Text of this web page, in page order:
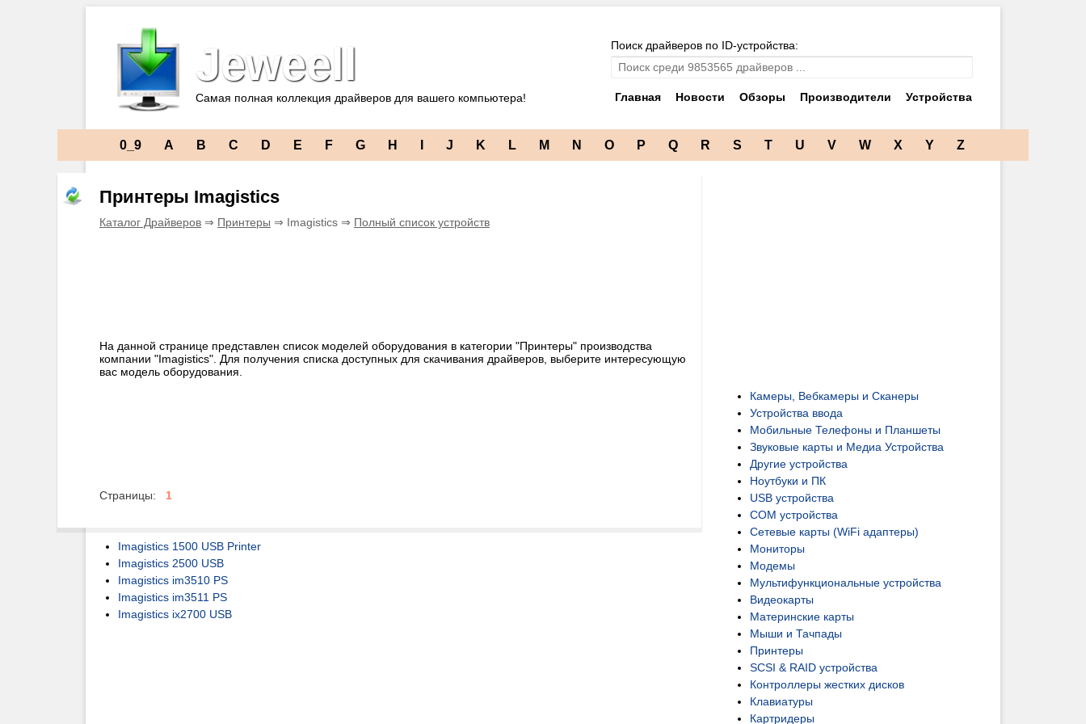
Jeweell
Самая полная коллекция драйверов для вашего компьютера!
Поиск драйверов по ID-устройства:
Главная Новости Обзоры Производители Устройства
0_9 A B C D E F G H J K L M N O P Q R S T U V W X Y Z
Принтеры Imagistics
Каталог Драйверов ⇒ Принтеры ⇒ Imagistics ⇒ Полный список устройств
На данной странице представлен список моделей оборудования в категории "Принтеры" производства
компании "Imagistics". Для получения списка доступных для скачивания драйверов, выберите интересующую
вас модель оборудования.
Страницы: 1
Imagistics 1500 USB Printer
Imagistics 2500 USB
Imagistics im3510 PS
Imagistics im3511 PS
Imagistics ix2700 USB
Камеры, Вебкамеры и Сканеры
Устройства ввода
Мобильные Телефоны и Планшеты
Звуковые карты и Медиа Устройства
Другие устройства
Ноутбуки и ПК
USB устройства
COM устройства
Сетевые карты (WiFi адаптеры)
Мониторы
Модемы
Мультифункциональные устройства
Видеокарты
Материнские карты
Мыши и Тачпады
Принтеры
SCSI & RAID устройства
Контроллеры жестких дисков
Клавиатуры
Картридеры